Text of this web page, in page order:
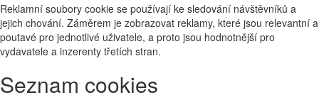
Reklamní soubory cookie se používají ke sledování návštěvníků a
jejich chování. Záměrem je zobrazovat reklamy, které jsou relevantní a
poutavé pro jednotlivé uživatele, a proto jsou hodnotnější pro
vydavatele a inzerenty třetích stran.
Seznam cookies